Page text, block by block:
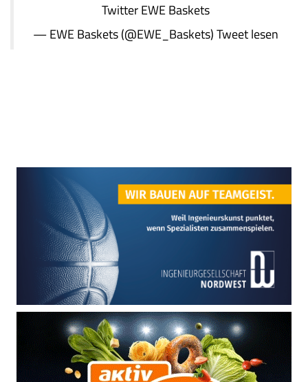
TwitterEWE Baskets
— EWE Baskets (@EWE_Baskets)Tweet lesen